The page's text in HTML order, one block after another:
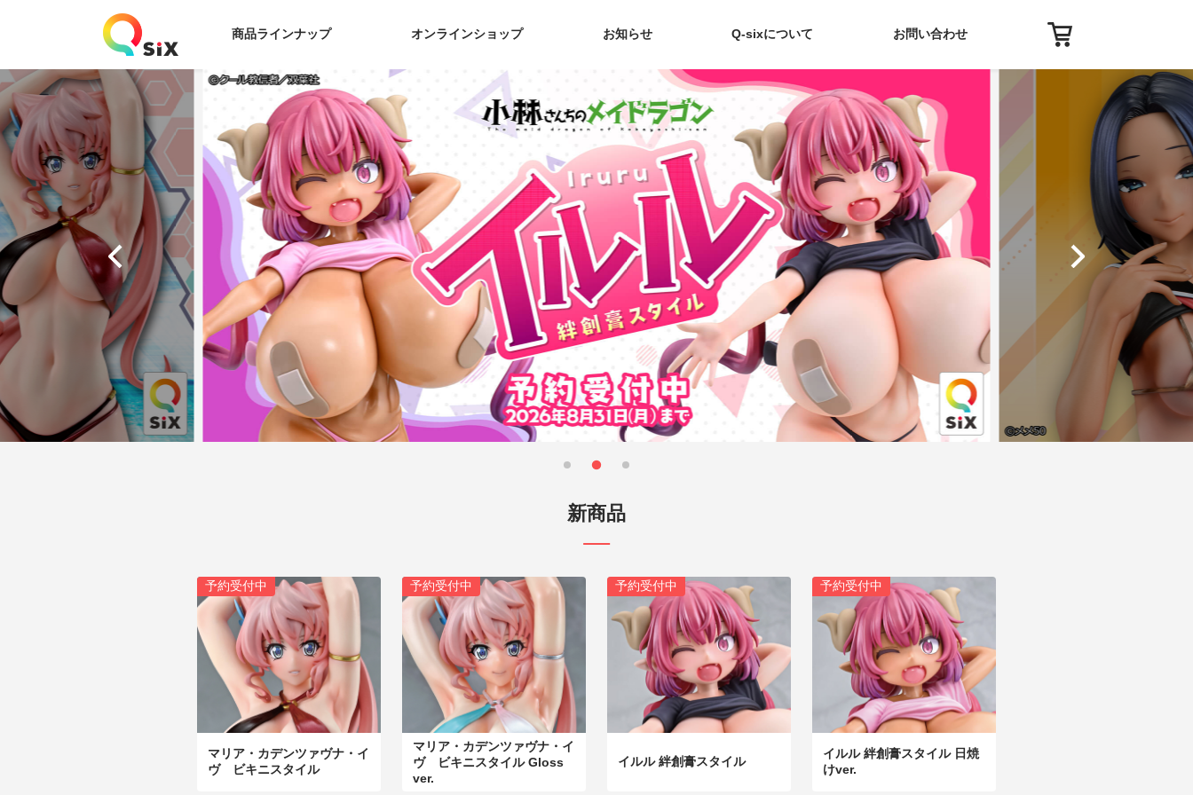
商品ラインナップ オンラインショップ お知らせ Q-sixについて お問い合わせ
新商品
予約受付中
マリア・カデンツァヴナ・イ
ヴ ビキニスタイル
予約受付中
マリア・カデンツァヴナ・イ
ヴ ビキニスタイル Gloss
ver.
予約受付中
イルル 絆創膏スタイル
予約受付中
イルル 絆創膏スタイル 日焼
けver.